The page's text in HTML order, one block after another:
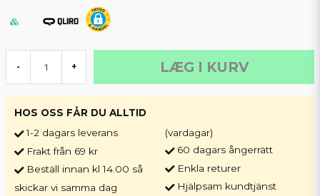
- + LÆG I KURV
HOS OSS FÅR DU ALLTID
1-2 dagars leverans
Frakt från 69 kr
Beställ innan kl 14.00 så
skickar vi samma dag
(vardagar)
60 dagars ångerrätt
Enkla returer
Hjälpsam kundtjänst